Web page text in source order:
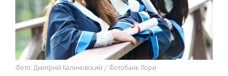
Фото: Дмитрий Калиновский / Фотобанк Лори